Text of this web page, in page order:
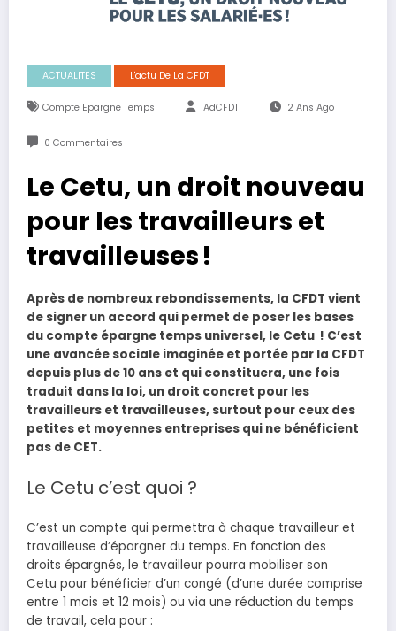
ACTUALITES L'actu De La CFDT
Compte Epargne Temps AdCFDT 2 Ans Ago
0 Commentaires
Le Cetu, un droit nouveau
pour les travailleurs et
travailleuses !
Après de nombreux rebondissements, la CFDT vient
de signer un accord qui permet de poser les bases
du compte épargne temps universel, le Cetu ! C’est
une avancée sociale imaginée et portée par la CFDT
depuis plus de 10 ans et qui constituera, une fois
traduit dans la loi, un droit concret pour les
travailleurs et travailleuses, surtout pour ceux des
petites et moyennes entreprises qui ne bénéficient
pas de CET.
Le Cetu c’est quoi ?
C’est un compte qui permettra à chaque travailleur et
travailleuse d’épargner du temps. En fonction des
droits épargnés, le travailleur pourra mobiliser son
Cetu pour bénéficier d’un congé (d’une durée comprise
entre 1 mois et 12 mois) ou via une réduction du temps
de travail, cela pour :